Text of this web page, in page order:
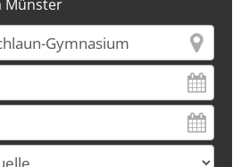
Münster